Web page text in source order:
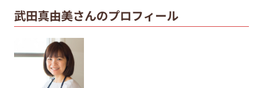
武田真由美さんのプロフィール